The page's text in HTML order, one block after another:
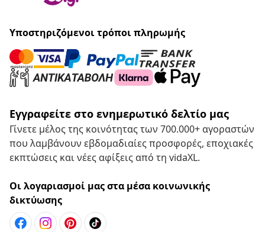
Υποστηριζόμενοι τρόποι πληρωμής
Εγγραφείτε στο ενημερωτικό δελτίο μας
Γίνετε μέλος της κοινότητας των 700.000+ αγοραστών
που λαμβάνουν εβδομαδιαίες προσφορές, εποχιακές
εκπτώσεις και νέες αφίξεις από τη vidaXL.
Οι λογαριασμοί μας στα μέσα κοινωνικής
δικτύωσης